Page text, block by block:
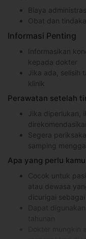
Biaya
Obat dan
Informasi Penting
Informasikan
kepada dokter
Jika ada, selisih
klinik
Perawatan setelah
Jika diperlukan,
Segera
samping
Apa yang perlu
Cocok untuk
atau dewasa
dicurigai sebagai
Dapat